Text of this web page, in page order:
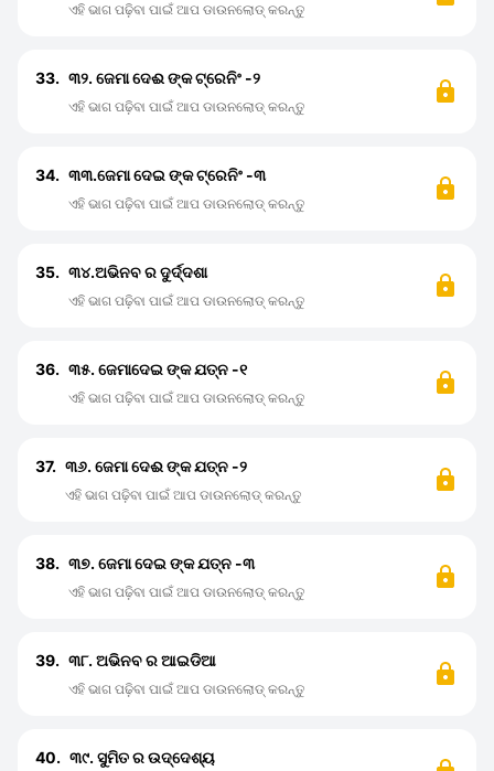
ଏହି ଭାଗ ପଢ଼ିବା ପାଇଁ ଆପ ଡାଉନଲୋଡ୍ କରନ୍ତୁ
33. ୩୨. ଜେମା ଦେଈ ଙ୍କ ଟ୍ରେନିଂ -୨
ଏହି ଭାଗ ପଢ଼ିବା ପାଇଁ ଆପ ଡାଉନଲୋଡ୍ କରନ୍ତୁ
34. ୩୩.ଜେମା ଦେଇ ଙ୍କ ଟ୍ରେନିଂ -୩
ଏହି ଭାଗ ପଢ଼ିବା ପାଇଁ ଆପ ଡାଉନଲୋଡ୍ କରନ୍ତୁ
35. ୩୪.ଅଭିନବ ର ଦୁର୍ଦ୍ଦଶା
ଏହି ଭାଗ ପଢ଼ିବା ପାଇଁ ଆପ ଡାଉନଲୋଡ୍ କରନ୍ତୁ
36. ୩୫. ଜେମାଦେଇ ଙ୍କ ଯତ୍ନ -୧
ଏହି ଭାଗ ପଢ଼ିବା ପାଇଁ ଆପ ଡାଉନଲୋଡ୍ କରନ୍ତୁ
37. ୩୬. ଜେମା ଦେଈ ଙ୍କ ଯତ୍ନ -୨
ଏହି ଭାଗ ପଢ଼ିବା ପାଇଁ ଆପ ଡାଉନଲୋଡ୍ କରନ୍ତୁ
38. ୩୭. ଜେମା ଦେଇ ଙ୍କ ଯତ୍ନ -୩
ଏହି ଭାଗ ପଢ଼ିବା ପାଇଁ ଆପ ଡାଉନଲୋଡ୍ କରନ୍ତୁ
39. ୩୮. ଅଭିନବ ର ଆଇଡିଆ
ଏହି ଭାଗ ପଢ଼ିବା ପାଇଁ ଆପ ଡାଉନଲୋଡ୍ କରନ୍ତୁ
40. ୩୯. ସୁମିତ ର ଉଦ୍ଦେଶ୍ୟ